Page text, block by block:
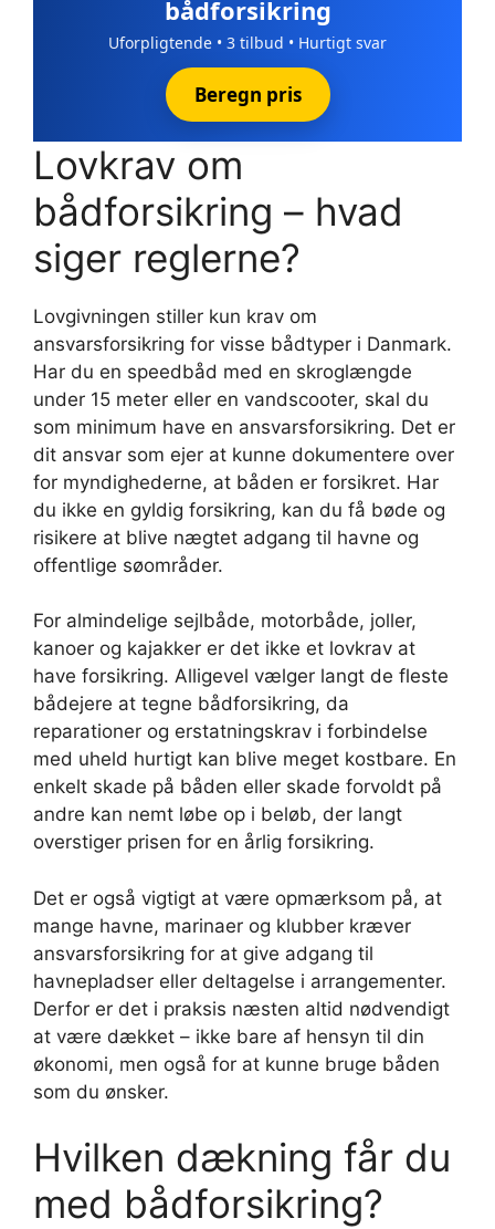
bådforsikring
Uforpligtende • 3 tilbud • Hurtigt svar
Beregn pris
Lovkrav om
bådforsikring – hvad
siger reglerne?
Lovgivningen stiller kun krav om
ansvarsforsikring for visse bådtyper i Danmark.
Har du en speedbåd med en skroglængde
under 15 meter eller en vandscooter, skal du
som minimum have en ansvarsforsikring. Det er
dit ansvar som ejer at kunne dokumentere over
for myndighederne, at båden er forsikret. Har
du ikke en gyldig forsikring, kan du få bøde og
risikere at blive nægtet adgang til havne og
offentlige søområder.
For almindelige sejlbåde, motorbåde, joller,
kanoer og kajakker er det ikke et lovkrav at
have forsikring. Alligevel vælger langt de fleste
bådejere at tegne bådforsikring, da
reparationer og erstatningskrav i forbindelse
med uheld hurtigt kan blive meget kostbare. En
enkelt skade på båden eller skade forvoldt på
andre kan nemt løbe op i beløb, der langt
overstiger prisen for en årlig forsikring.
Det er også vigtigt at være opmærksom på, at
mange havne, marinaer og klubber kræver
ansvarsforsikring for at give adgang til
havnepladser eller deltagelse i arrangementer.
Derfor er det i praksis næsten altid nødvendigt
at være dækket – ikke bare af hensyn til din
økonomi, men også for at kunne bruge båden
som du ønsker.
Hvilken dækning får du
med bådforsikring?